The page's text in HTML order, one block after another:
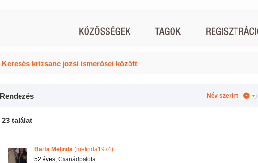
Keresés krizsanc jozsi ismerősei között
Rendezés Név szerint
23 találat
Barta Melinda(melinda1974)
52 éves, Csanádpalota